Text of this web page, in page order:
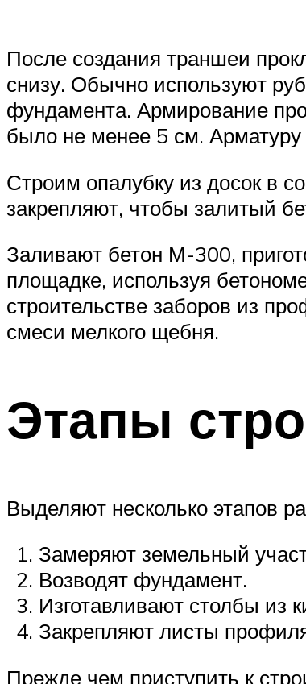
После создания траншеи
снизу. Обычно используют
фундамента. Армирование
было не менее 5 см.
Строим опалубку из досок в
закрепляют, чтобы залитый
Заливают бетон М-300,
площадке, используя
строительстве заборов из
смеси мелкого щебня.
Этапы
Выделяют несколько этапов
Замеряют земельный
Возводят фундамент.
Изготавливают столбы из
Закрепляют листы
Прежде чем приступить к